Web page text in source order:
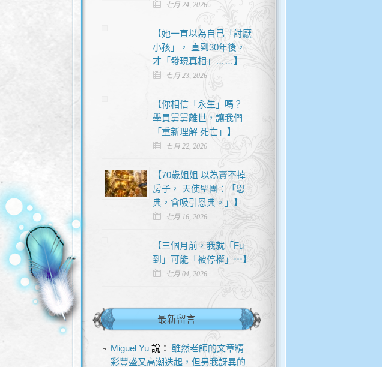
七月 24, 2026
【她一直以為自己「討厭
小孩」， 直到30年後，
才「發現真相」……】
七月 23, 2026
【你相信「永生」嗎？
學員舅舅離世，讓我們
「重新理解 死亡」】
七月 22, 2026
【70歲姐姐 以為賣不掉
房子， 天使聖團：「恩
典，會吸引恩典。」】
七月 16, 2026
【三個月前，我就「Fu
到」可能「被停權」⋯】
七月 04, 2026
最新留言
Miguel Yu說： 雖然老師的文章精
彩豐盛又高潮迭起，但另我訝異的